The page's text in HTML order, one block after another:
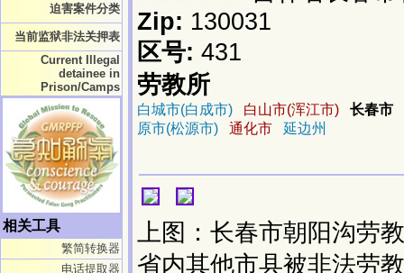
迫害案件分类
当前监狱非法关押表
Current Illegal
detainee in
Prison/Camps
相关工具
繁简转换器
电话提取器
Zip: 130031
区号: 431
劳教所
白城市(白成市) 白山市(浑江市)
长春市
原市(松源市)
通化市 延边州
上图：长春市朝阳沟劳
省内其他市县被非法劳